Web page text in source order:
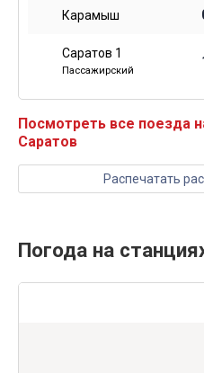
Карамыш
Саратов 1
Пассажирский
Посмотреть все поезда
Саратов
Распечатать
Погода на